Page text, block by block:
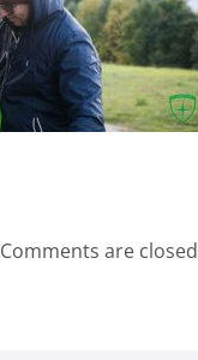
Comments are closed